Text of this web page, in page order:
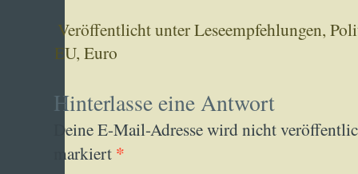
Veröffentlicht unterLeseempfehlungen,
EU, Euro
Hinterlasse eine Antwort
Deine E-Mail-Adresse wird nicht
markiert *